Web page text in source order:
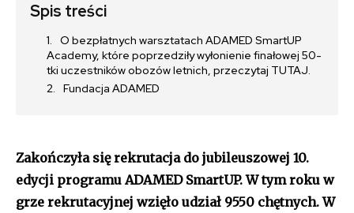
Spis treści
O bezpłatnych warsztatach ADAMED SmartUP
Academy, które poprzedziły wyłonienie finałowej 50-
tki uczestników obozów letnich, przeczytaj TUTAJ.
Fundacja ADAMED
Zakończyła się rekrutacja do jubileuszowej 10.
edycji programu ADAMED SmartUP. W tym roku w
grze rekrutacyjnej wzięło udział 9550 chętnych. W